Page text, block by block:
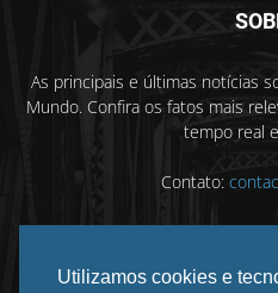
Utilizamos cookies e
As principais e últimas notícias
Mundo. Confira os fatos mais
tempo real
Contato: